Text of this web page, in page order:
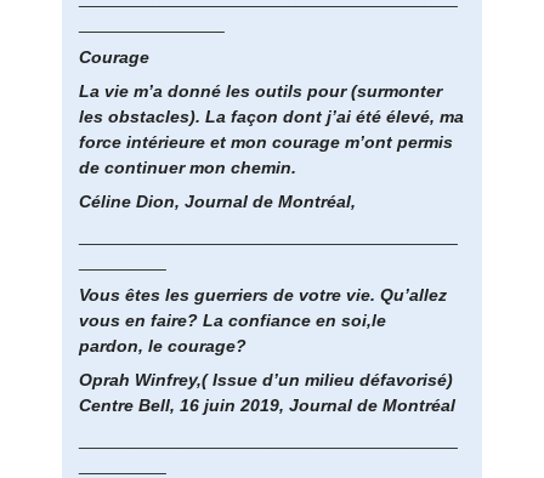
Courage
La vie m’a donné les outils pour (surmonter
les obstacles). La façon dont j’ai été élevé, ma
force intérieure et mon courage m’ont permis
de continuer mon chemin.
Céline Dion, Journal de Montréal,
Vous êtes les guerriers de votre vie. Qu’allez
vous en faire? La confiance en soi,le
pardon, le courage?
Oprah Winfrey,( Issue d’un milieu défavorisé)
Centre Bell, 16 juin 2019, Journal de Montréal